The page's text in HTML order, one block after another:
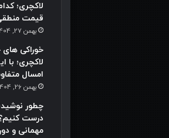
لاکچری؛
قیمت
بهمن 27, 1404
خوراکی
لاکچری؛ با
امسال
بهمن 26, 1404
چطور
مهمانی و